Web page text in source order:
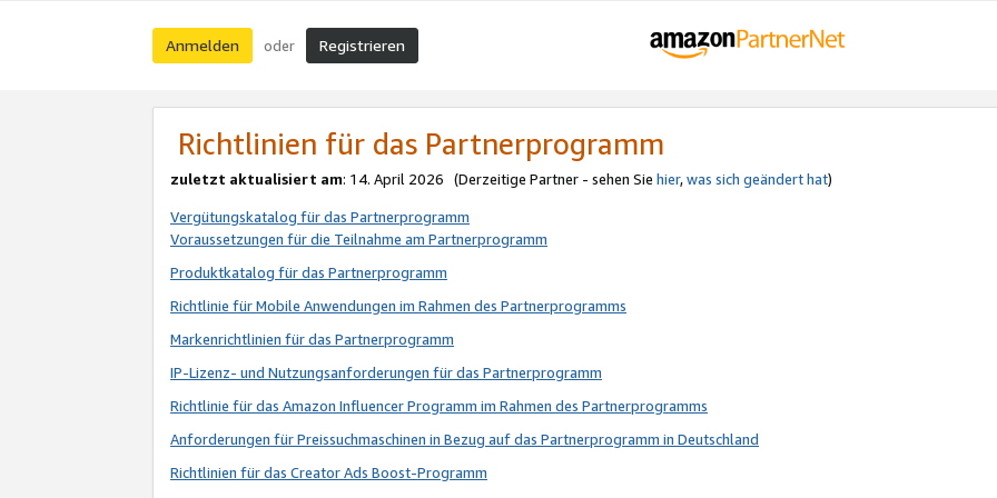
Anmelden oder Registrieren
Richtlinien für das Partnerprogramm
zuletzt aktualisiert am: 14. April 2026 (Derzeitige Partner - sehen Sie hier,was sich geändert hat)
Vergütungskatalog für das Partnerprogramm
Voraussetzungen für die Teilnahme am Partnerprogramm
Produktkatalog für das Partnerprogramm
Richtlinie für Mobile Anwendungen im Rahmen des Partnerprogramms
Markenrichtlinien für das Partnerprogramm
IP-Lizenz- und Nutzungsanforderungen für das Partnerprogramm
Richtlinie für das Amazon Influencer Programm im Rahmen des Partnerprogramms
Anforderungen für Preissuchmaschinen in Bezug auf das Partnerprogramm in Deutschland
Richtlinien für das Creator Ads Boost-Programm